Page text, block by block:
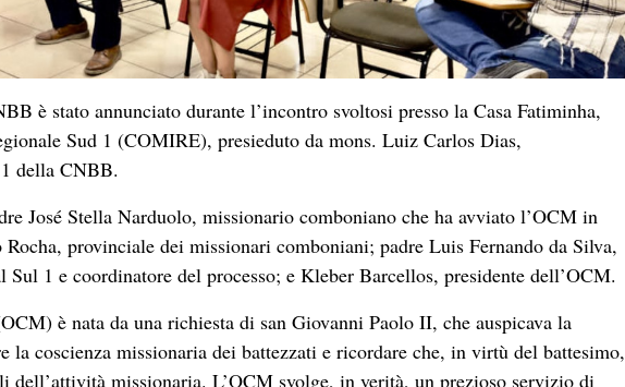
è stato annunciato durante l’incontro svoltosi presso la Casa Fatiminha,
Sud 1 (COMIRE), presieduto da mons. Luiz Carlos Dias,
della CNBB.
José Stella Narduolo, missionario comboniano che ha avviato l’OCM in
provinciale dei missionari comboniani; padre Luis Fernando da Silva,
Sul 1 e coordinatore del processo; e Kleber Barcellos, presidente dell’OCM.
è nata da una richiesta di san Giovanni Paolo II, che auspicava la
la coscienza missionaria dei battezzati e ricordare che, in virtù del battesimo,
dell’attività missionaria. L’OCM svolge, in verità, un prezioso servizio di